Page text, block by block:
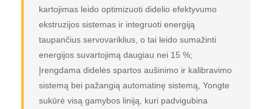
kartojimas leido optimizuoti didelio efektyvumo
ekstruzijos sistemas ir integruoti energiją
taupančius servovariklius, o tai leido sumažinti
energijos suvartojimą daugiau nei 15 %;
Įrengdama didelės spartos aušinimo ir kalibravimo
sistemą bei pažangią automatinę sistemą, Yongte
sukūrė visą gamybos liniją, kuri padvigubina